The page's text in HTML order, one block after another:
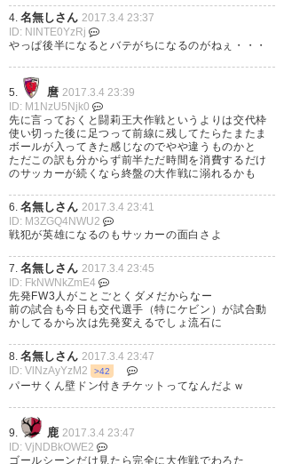
オリスの高さと相手を背にして
のポストプレイは頼もしいわ。
今のシステムなら彼を使ってい
きたいな。 #sanga
— スピカ (ajisairoad)2017, 3月
4
京都サンガ vs徳島 今日もメ
ンバーがあまり代わり映えせ
ず、しょっぱい試合で開幕２試
合連続のホームで勝ち星無しか
と思いかけた後半４５分、何と
点を決めたのは闘莉王。もう彼
は、FWでいいよ。何とか１−０
で 勝利するも、何となく布部采
配は大丈夫なのか感も湧いてく
る…試合は見れてないが。
— 藤井 としたか (104_Fujii)
2017, 3月 4
闘莉王！サンガ移籍初ゴールで
4. 名無しさん 2017.3.4 23:37
ID: NlNTE0YzRj
やっぱ後半になるとバテがちになるのがねぇ・・・
5. 麿 2017.3.4 23:39
ID: M1NzU5Njk0
先に言っておくと闘莉王大作戦というよりは交代枠
使い切った後に足つって前線に残してたらたまたま
ボールが入ってきた感じなのでやや違うものかと
ただこの訳も分からず前半ただ時間を消費するだけ
のサッカーが続くなら終盤の大作戦に溺れるかも
6. 名無しさん 2017.3.4 23:41
ID: M3ZGQ4NWU2
戦犯が英雄になるのもサッカーの面白さよ
7. 名無しさん 2017.3.4 23:45
ID: FkNWNkZmE4
先発FW3人がことごとくダメだからなー
前の試合も今日も交代選手（特にケビン）が試合動
かしてるから次は先発変えるでしょ流石に
8. 名無しさん 2017.3.4 23:47
ID: VlNzAyYzM2
>42
パーサくん壁ドン付きチケットってなんだよｗ
9. 鹿 2017.3.4 23:47
ID: VjNDBkOWE2
ゴールシーンだけ見たら完全に大作戦でわろた